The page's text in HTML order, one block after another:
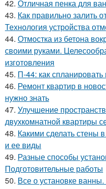
42. Отличная пенка для
43. Как правильно залить
Технология устройства
44. Отмостка из бетона
своими руками.
изготовления
45. П-44: как
46. Ремонт квартир в
нужно знать
47. Улучшение
двухкомнатной квартиры
48. Какими сделать стены
и ее виды
49. Разные способы
Подготовительные работы
50. Все о установке